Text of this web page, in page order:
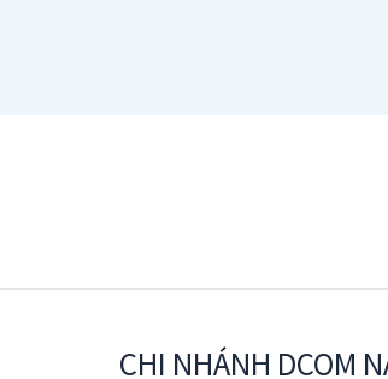
CHI NHÁNH DCOM